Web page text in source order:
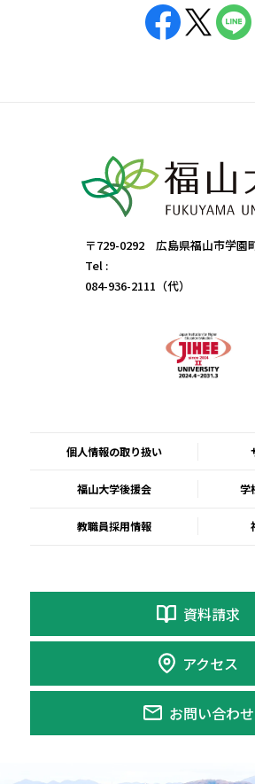
〒729-0292 広島県福山市学園
Tel :
084-936-2111（代）
個人情報の取り扱い
福山大学後援会 学
教職員採用情報
資料請求
アクセス
お問い合わせ